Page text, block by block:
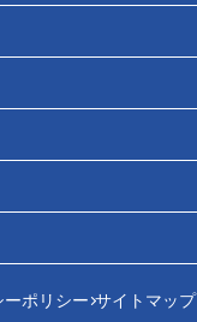
ポリシー サイトマップ